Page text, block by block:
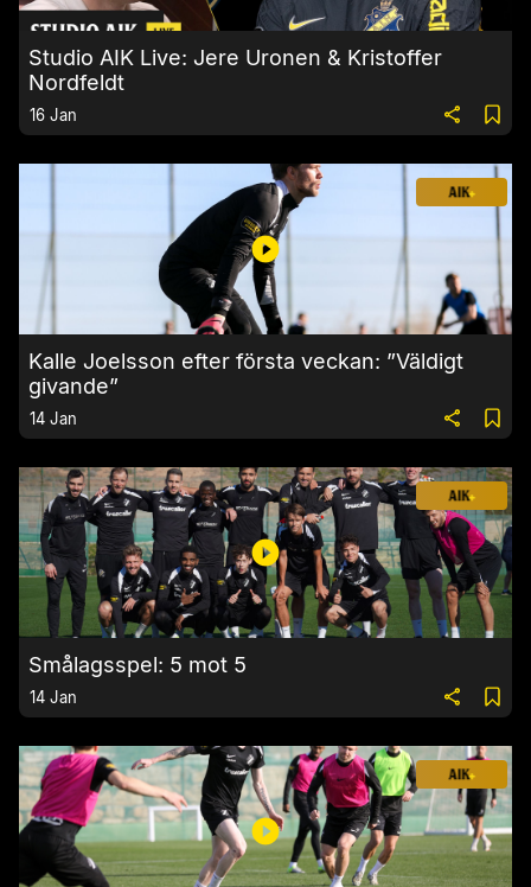
Studio AIK Live: Jere Uronen & Kristoffer
Nordfeldt
16 Jan
Kalle Joelsson efter första veckan: ”Väldigt
givande”
14 Jan
Smålagsspel: 5 mot 5
14 Jan